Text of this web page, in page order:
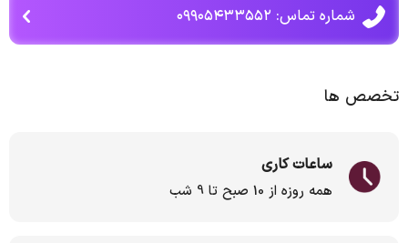
شماره تماس: ۰۹۹۰۵۴۳۳۵۵۲
تخصص ها
ساعات کاری
همه روزه از 10 صبح تا 9 شب